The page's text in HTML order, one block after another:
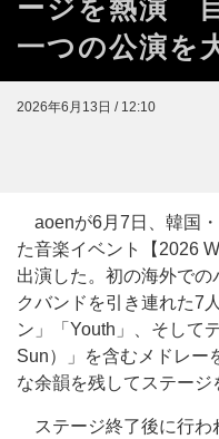
ージを熱演
一つの公演を
2026年6月13日 / 12:10
aoenが6月7日、韓国
た音楽イベント【2026
出演した。初の海外で
クバンドを引き連れた7
ン」「Youth」、そして
Sun）」を含むメドレー
な余韻を残してステージ
ステージ終了後に行わ